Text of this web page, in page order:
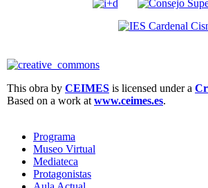
This obra by CEIMES is licensed under a
Based on a work at www.ceimes.es.
Programa
Museo Virtual
Mediateca
Protagonistas